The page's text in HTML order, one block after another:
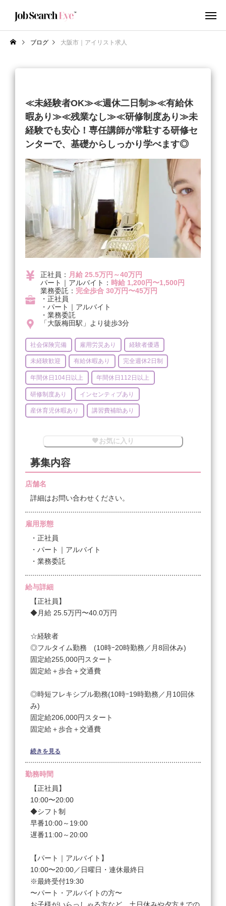
ブログ 大阪市｜アイリスト求人
≪未経験者OK≫≪週休二日制≫≪有給休
暇あり≫≪残業なし≫≪研修制度あり≫未
経験でも安心！専任講師が常駐する研修セ
ンターで、基礎からしっかり学べます◎
正社員： 月給 25.5万円～40万円
パート｜アルバイト： 時給 1,200円〜1,500円
業務委託： 完全歩合 30万円〜45万円
・正社員
・パート｜アルバイト
・業務委託
「大阪梅田駅」より徒歩3分
社会保険完備 雇用労災あり 経験者優遇
未経験歓迎 有給休暇あり 完全週休2日制
年間休日104日以上 年間休日112日以上
研修制度あり インセンティブあり
産休育児休暇あり 講習費補助あり
お気に入り
募集内容
店舗名
詳細はお問い合わせください。
雇用形態
・正社員
・パート｜アルバイト
・業務委託
給与詳細
【正社員】
◆月給 25.5万円〜40.0万円
☆経験者
◎フルタイム勤務 (10時ｰ20時勤務／月8回休み)
固定給255,000円スタート
固定給＋歩合＋交通費
◎時短フレキシブル勤務(10時ｰ19時勤務／月10回休
み)
固定給206,000円スタート
固定給＋歩合＋交通費
◎土日固定休み勤務（10時〜20時勤務／月〜金・祝
日は出勤）
固定給245,000円スタート
固定給+歩合+交通費
☆未経験者
【研修期間中】
※研修期間 約１ヶ月～最大２ヶ月
◆フルタイム勤務…200,000円+交通費
◆フレキシブル勤務…200,000円+交通費
◆時短フレキシブル勤務…200,000円+交通費
【デビュー後】（技術が習得できない場合は研修期間
続きを見る
勤務時間
【正社員】
10:00〜20:00
◆シフト制
早番10:00～19:00
遅番11:00～20:00
【パート｜アルバイト】
10:00〜20:00／日曜日・連休最終日
※最終受付19:30
〜パート・アルバイトの方〜